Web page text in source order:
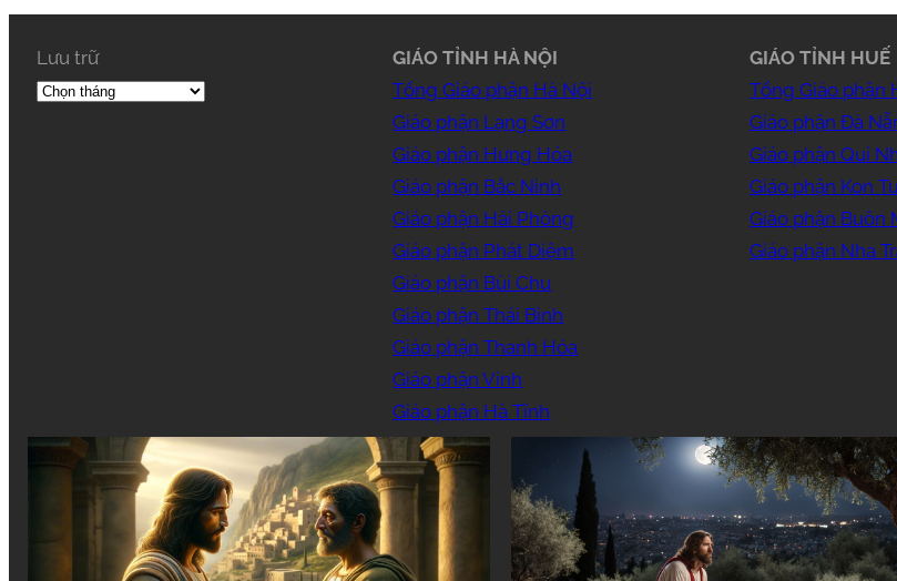
Lưu trữ
GIÁO TỈNH HÀ NỘI
Tổng Giáo phận Hà Nội
Giáo phận Lạng Sơn
Giáo phận Hưng Hóa
Giáo phận Bắc Ninh
Giáo phận Hải Phòng
Giáo phận Phát Diệm
Giáo phận Bùi Chu
Giáo phận Thái Bình
Giáo phận Thanh Hóa
Giáo phận Vinh
Giáo phận Hà Tĩnh
GIÁO TỈNH HUẾ
Tổng Giáo phận
Giáo phận Đà
Giáo phận Qui
Giáo phận Kon
Giáo phận Buôn
Giáo phận Nha